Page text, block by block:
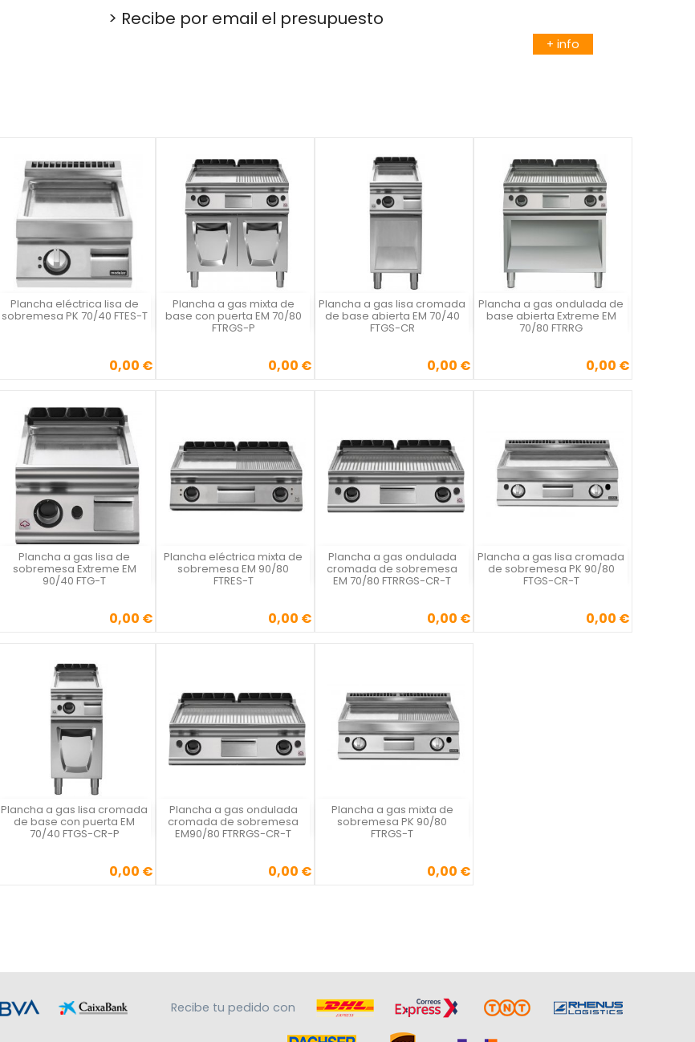
> Recibe por email el presupuesto
+ info
Plancha eléctrica lisa de
sobremesa PK 70/40 FTES-T
Precio0,00 €

Vista rápida Plancha a gas mixta de
base con puerta EM 70/80
FTRGS-P
Precio0,00 €

Vista rápida Plancha a gas lisa cromada
de base abierta EM 70/40
FTGS-CR
Precio0,00 €

Vista rápida Plancha a gas ondulada de
base abierta Extreme EM
70/80 FTRRG
Precio0,00 €

Vista rápida
Plancha a gas lisa de
sobremesa Extreme EM
90/40 FTG-T
Precio0,00 €

Vista rápida Plancha eléctrica mixta de
sobremesa EM 90/80
FTRES-T
Precio0,00 €

Vista rápida Plancha a gas ondulada
cromada de sobremesa
EM 70/80 FTRRGS-CR-T
Precio0,00 €

Vista rápida Plancha a gas lisa cromada
de sobremesa PK 90/80
FTGS-CR-T
Precio0,00 €

Vista rápida
Plancha a gas lisa cromada
de base con puerta EM
70/40 FTGS-CR-P
Precio0,00 €

Vista rápida Plancha a gas ondulada
cromada de sobremesa
EM90/80 FTRRGS-CR-T
Precio0,00 €

Vista rápida Plancha a gas mixta de
sobremesa PK 90/80
FTRGS-T
Precio0,00 €

Vista rápida
Recibe tu pedido con